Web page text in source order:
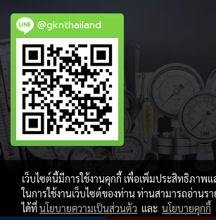
@gknthailand
เว็บไซต์นี้มีการใช้งานคุกกี้ เพื่อเพิ่มประสิทธิภาพ
ในการใช้งานเว็บไซต์ของท่าน ท่านสามารถอ่านร
ได้ที่นโยบายความเป็นส่วนตัว และ นโยบายคุกกี้